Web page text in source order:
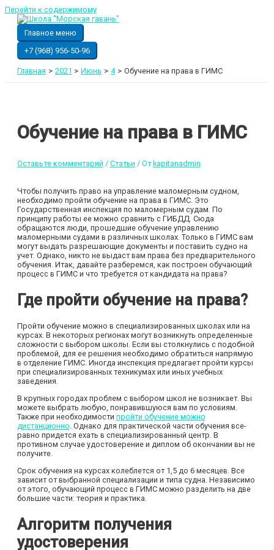
Перейти к содержимому
Главное меню
+7 (968) 956-50-96
Главная 2021 Июнь 4 Обучение на права в ГИМС
Обучение на права в ГИМС
Оставьте комментарий / Статьи / От kapitanadmin
Чтобы получить право на управление маломерным судном,
необходимо пройти обучение на права в ГИМС. Это
Государственная инспекция по маломерным судам. По
принципу работы ее можно сравнить с ГИБДД. Сюда
обращаются люди, прошедшие обучение управлению
маломерными судами в различных школах. Только в ГИМС вам
могут выдать разрешающие документы и поставить судно на
учет. Однако, никто не выдаст вам права без предварительного
обучения. Итак, давайте разберемся, как построен обучающий
процесс в ГИМС и что требуется от кандидата на права?
Где пройти обучение на права?
Пройти обучение можно в специализированных школах или на
курсах. В некоторых регионах могут возникнуть определенные
сложности с выбором школы. Если вы столкнулись с подобной
проблемой, для ее решения необходимо обратиться напрямую
в отделение ГИМС. Иногда инспекция предлагает пройти курсы
при специализированных техникумах или иных учебных
заведения.
В крупных городах проблем с выбором школ не возникает. Вы
можете выбрать любую, понравившуюся вам по условиям.
Также при необходимости пройти обучение можно
дистанционно. Однако для практической части обучения все-
равно придется ехать в специализированный центр. В
противном случае удостоверение и диплом об окончании вы не
получите.
Срок обучения на курсах колеблется от 1,5 до 6 месяцев. Все
зависит от выбранной специализации и типа судна. Независимо
от этого, обучающий процесс в ГИМС можно разделить на две
большие части: теория и практика.
Алгоритм получения
удостоверения